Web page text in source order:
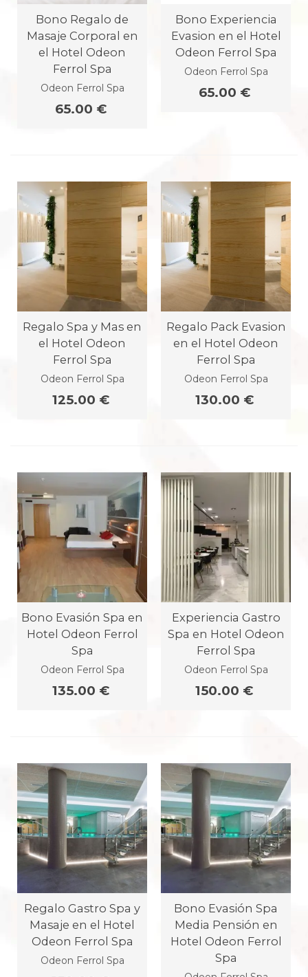
Bono Regalo de
Masaje Corporal en
el Hotel Odeon
Ferrol Spa
Odeon Ferrol Spa
65.00 €
Bono Experiencia
Evasion en el Hotel
Odeon Ferrol Spa
Odeon Ferrol Spa
65.00 €
Regalo Spa y Mas en
el Hotel Odeon
Ferrol Spa
Odeon Ferrol Spa
125.00 €
Regalo Pack Evasion
en el Hotel Odeon
Ferrol Spa
Odeon Ferrol Spa
130.00 €
Bono Evasión Spa en
Hotel Odeon Ferrol
Spa
Odeon Ferrol Spa
135.00 €
Experiencia Gastro
Spa en Hotel Odeon
Ferrol Spa
Odeon Ferrol Spa
150.00 €
Regalo Gastro Spa y
Masaje en el Hotel
Odeon Ferrol Spa
Odeon Ferrol Spa
Bono Evasión Spa
Media Pensión en
Hotel Odeon Ferrol
Spa